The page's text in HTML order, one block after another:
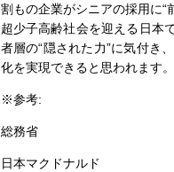
割もの企業がシニアの採用に“
超少子高齢社会を迎える日本
者層の“隠された力”に気付き
化を実現できると思われます。
※参考:
総務省 https://
日本マクドナルド